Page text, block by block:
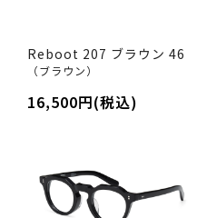
Reboot 207 ブラウン 46
（ブラウン）
16,500円(税込)